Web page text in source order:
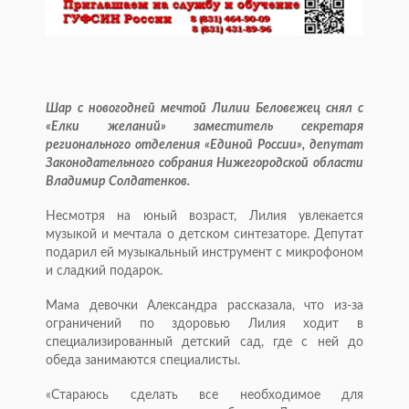
Шар с новогодней мечтой Лилии Беловежец снял с
«Елки желаний» заместитель секретаря
регионального отделения «Единой России», депутат
Законодательного собрания Нижегородской области
Владимир Солдатенков.
Несмотря на юный возраст, Лилия увлекается
музыкой и мечтала о детском синтезаторе. Депутат
подарил ей музыкальный инструмент с микрофоном
и сладкий подарок.
Мама девочки Александра рассказала, что из-за
ограничений по здоровью Лилия ходит в
специализированный детский сад, где с ней до
обеда занимаются специалисты.
«Стараюсь сделать все необходимое для